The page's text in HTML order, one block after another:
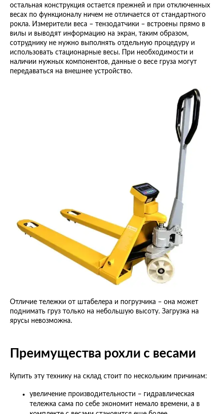
остальная конструкция остается прежней и при отключенных
весах по функционалу ничем не отличается от стандартного
рокла. Измерители веса – тензодатчики – встроены прямо в
вилы и выводят информацию на экран, таким образом,
сотруднику не нужно выполнять отдельную процедуру и
использовать стационарные весы. При необходимости и
наличии нужных компонентов, данные о весе груза могут
передаваться на внешнее устройство.
Отличие тележки от штабелера и погрузчика – она может
поднимать груз только на небольшую высоту. Загрузка на
ярусы невозможна.
Преимущества рохли с весами
Купить эту технику на склад стоит по нескольким причинам:
увеличение производительности – гидравлическая
тележка сама по себе экономит немало времени, а в